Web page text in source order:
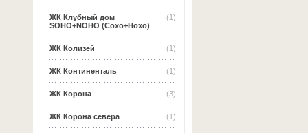
(1)
ЖК Клубный дом
SOHO+NOHO (Сохо+Нохо)
(1)
ЖК Колизей
(1)
ЖК Континенталь
(3)
ЖК Корона
(1)
ЖК Корона севера